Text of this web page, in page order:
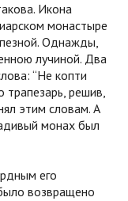
Икона
монастыре
Однажды,
лучиной. Два
“Не копти
решив,
этим словам. А
монах был
его
возвращено